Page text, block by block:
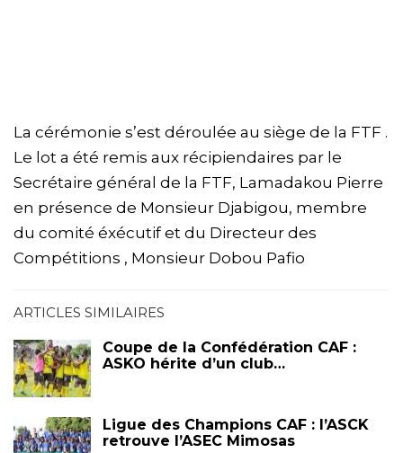
La cérémonie s’est déroulée au siège de la FTF .
Le lot a été remis aux récipiendaires par le
Secrétaire général de la FTF, Lamadakou Pierre
en présence de Monsieur Djabigou, membre
du comité éxécutif et du Directeur des
Compétitions , Monsieur Dobou Pafio
ARTICLES SIMILAIRES
Coupe de la Confédération CAF :
ASKO hérite d’un club…
Ligue des Champions CAF : l’ASCK
retrouve l’ASEC Mimosas